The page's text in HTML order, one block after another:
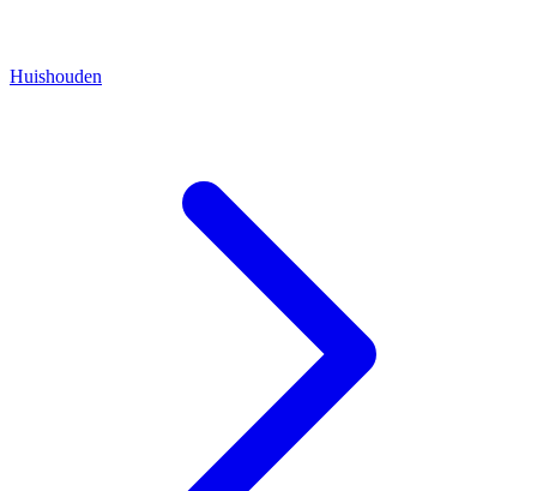
Huishouden